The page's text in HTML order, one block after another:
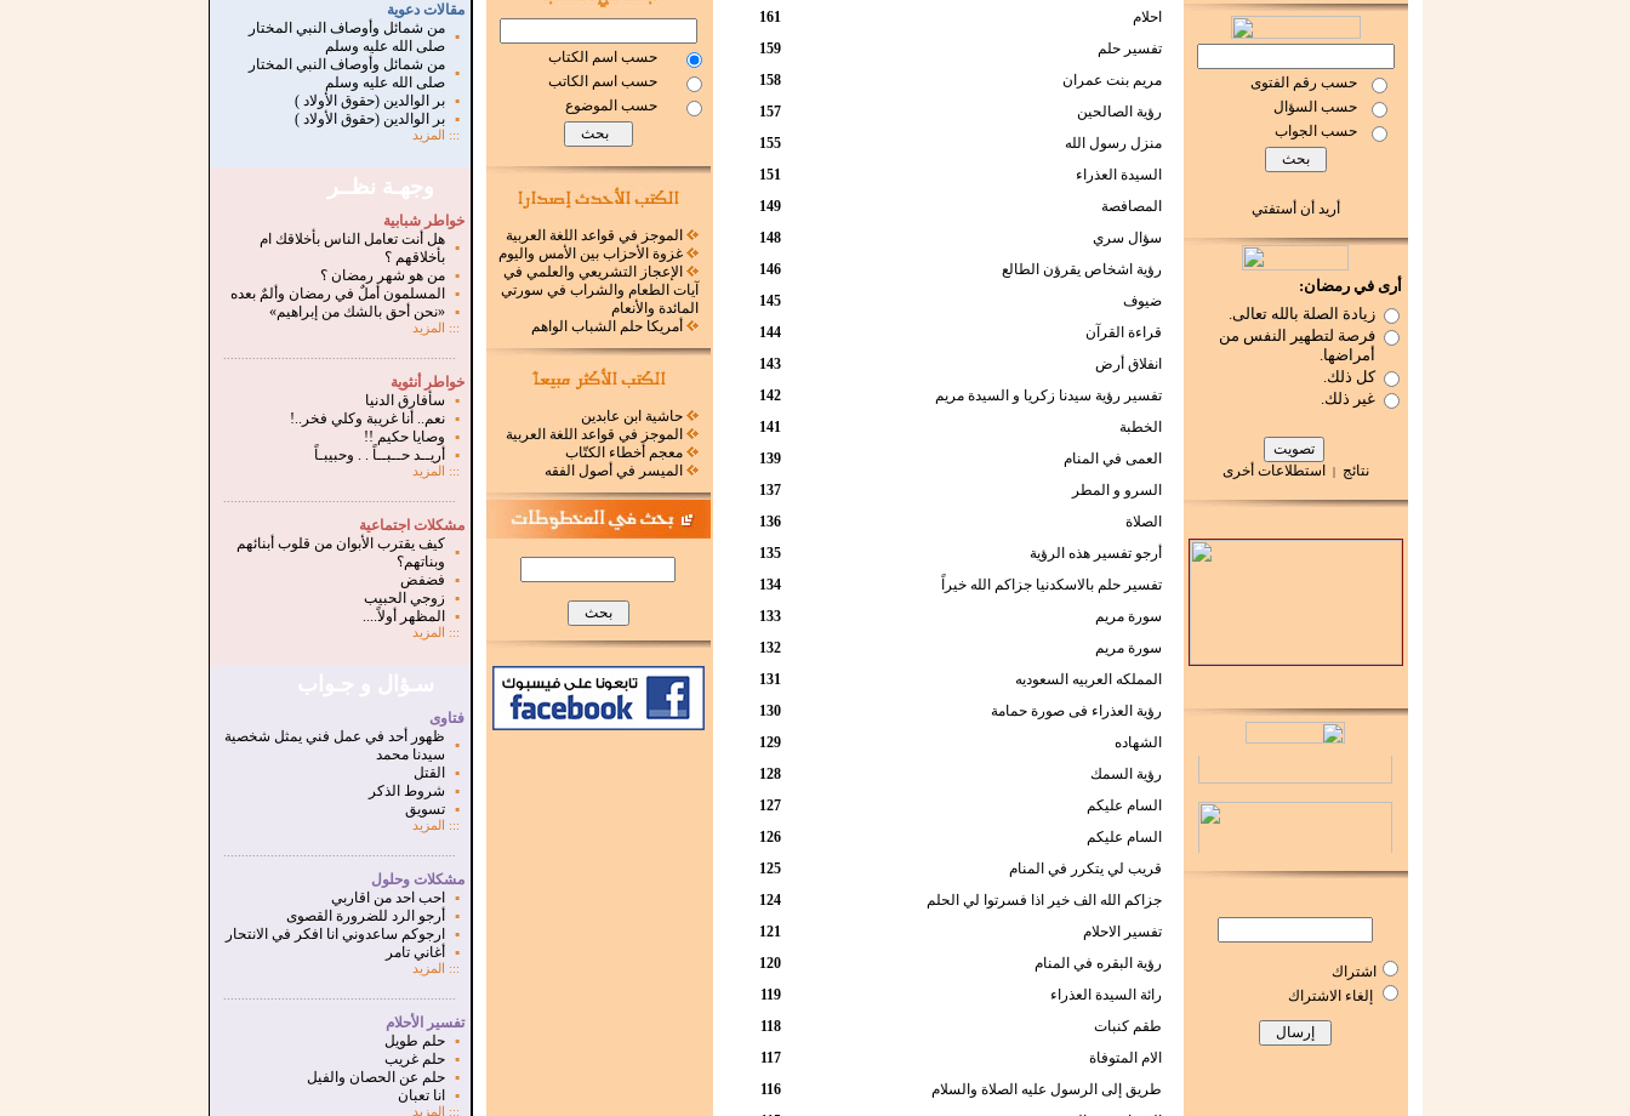
مقالات دعوية
▪ من شمائل وأوصاف النبي المختار
صلى الله عليه وسلم
▪ من شمائل وأوصاف النبي المختار
صلى الله عليه وسلم
▪ بر الوالدين (حقوق الأولاد )
▪ بر الوالدين (حقوق الأولاد )
::: المزيد
وجهـة نظــر
خواطر شبابية
▪ هل أنت تعامل الناس بأخلاقك ام
بأخلاقهم ؟
▪ من هو شهر رمضان ؟
▪
المسلمون أملٌ في رمضان وألمٌ بعده
▪ «نحن أحق بالشك من إبراهيم»
:::
المزيد
خواطر أنثوية
▪
سأفارق الدنيا
▪ نعم.. أنا غريبة وكلي فخر..!
▪
وصايا حكيم !!
▪
أريــد حــبــاً . . وحبيبـاً
:::
المزيد
مشكلات اجتماعية
▪ كيف يقترب الأبوان من قلوب أبنائهم
وبناتهم؟
▪
فضفض
▪
زوجي الحبيب
▪
المظهر أولاً....
::: المزيد
فتاوى
▪
ظهور أحد في عمل فني يمثل شخصية
سيدنا محمد
▪
القتل
▪
شروط الذكر
▪ تسويق
:::
المزيد
مشكلات وحلول
▪
احب احد من اقاربي
▪
أرجو الرد للضرورة القصوى
▪
ارجوكم ساعدوني انا افكر في الانتحار
▪
أغاني تامر
:::
المزيد
تفسير الأحلام
▪ حلم طويل
▪ حلم غريب
▪ حلم عن الحصان والفيل
▪
انا تعبان
:::
المزيد
حسب اسم الكتاب
حسب اسم الكاتب
حسب الموضوع
الموجز في قواعد اللغة العربية
غزوة الأحزاب بين الأمس واليوم
الإعجاز التشريعي والعلمي في
آيات الطعام والشراب في سورتي
المائدة والأنعام
أمريكا حلم الشباب الواهم
حاشية ابن عابدين
الموجز في قواعد اللغة العربية
معجم أخطاء الكتّاب
الميسر في أصول الفقه
161
احلام
159
تفسير حلم
158
مريم بنت عمران
157
رؤية الصالحين
155
منزل رسول الله
151
السيدة العذراء
149
المصافصة
148
سؤال سري
146
رؤية اشخاص يقرؤن الطالع
145
ضيوف
144
قراءة القرآن
143
انفلاق أرض
142
تفسير رؤية سيدنا زكريا و السيدة مريم
141
الخطبة
139
العمى في المنام
137
السرو و المطر
136
الصلاة
135
أرجو تفسير هذه الرؤية
134
تفسير حلم بالاسكدنيا جزاكم الله خيراً
133
سورة مريم
132
سورة مريم
131
المملكه العربيه السعوديه
130
رؤية العذراء فى صورة حمامة
129
الشهاده
128
رؤية السمك
127
السام عليكم
126
السام عليكم
125
قريب لي يتكرر في المنام
124
جزاكم الله الف خير اذا فسرتوا لي الحلم
121
تفسير الاحلام
120
رؤية البقره في المنام
119
رائة السيدة العذراء
118
طقم كنبات
117
الام المتوفاة
116
طريق إلى الرسول عليه الصلاة والسلام
حسب رقم الفتوى
حسب السؤال
حسب الجواب
أريد أن أستفتي
أرى في رمضان:
زيادة الصلة بالله تعالى.
فرصة لتطهير النفس من
أمراضها.
كل ذلك.
غير ذلك.
نتائج | استطلاعات أخرى
اشتراك
إلغاء الاشتراك